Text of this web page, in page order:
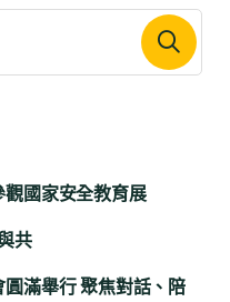
國家安全教育展
共
滿舉行 聚焦對話、陪